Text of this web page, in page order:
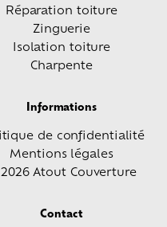
Réparation toiture
Zinguerie
Isolation toiture
Charpente
Informations
de confidentialité
Mentions légales
Atout Couverture
Contact